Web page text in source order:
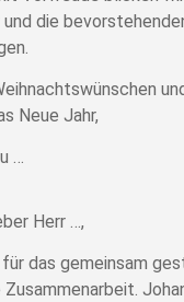
die
Neue Jahr,
…
Herr …,
das gemeinsam
Zusammenarbeit.